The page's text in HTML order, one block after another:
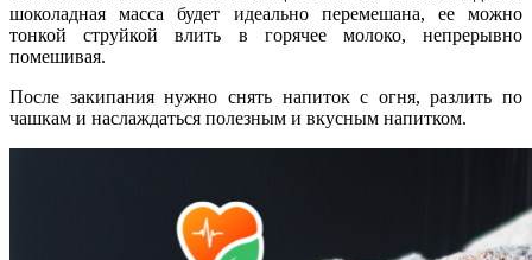
шоколадная масса будет идеально перемешана, ее можно
тонкой струйкой влить в горячее молоко, непрерывно
помешивая.
После закипания нужно снять напиток с огня, разлить по
чашкам и наслаждаться полезным и вкусным напитком.